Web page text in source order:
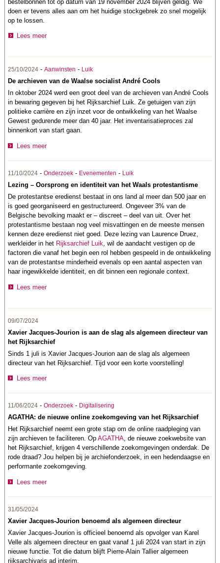
bestelbonnen tot op datum van 19 november 2024 blijven geldig. We
doen er tevens alles aan om het huidige stockgebrek zo snel mogelijk
op te lossen.
Lees meer
25/10/2024 -Aanwinsten - Luik
De archieven van de Waalse socialist André Cools
In oktober 2024 werd een groot deel van de archieven van André Cools
in bewaring gegeven bij het Rijksarchief Luik. Ze getuigen van zijn
politieke carrière en zijn inzet voor de ontwikkeling van het Waalse
Gewest gedurende meer dan 40 jaar. Het inventarisatieproces zal
binnenkort van start gaan.
Lees meer
11/10/2024 -Onderzoek - Evenementen - Luik
Lezing – Oorsprong en identiteit van het Waals protestantisme
De protestantse eredienst bestaat in ons land al meer dan 500 jaar en
is goed georganiseerd en gestructureerd. Ongeveer 3% van de
Belgische bevolking maakt er – discreet – deel van uit. Over het
protestantisme bestaan nog veel misvattingen en de meeste mensen
kennen deze eredienst niet goed. Deze lezing van Laurence Druez,
werkleider in het Rijksarchief Luik, wil de aandacht vestigen op de
factoren die vanaf het begin een rol hebben gespeeld in de ontwikkeling
van de protestantse minderheid evenals op een aantal aspecten van
haar ingewikkelde identiteit, en dit binnen een regionale context.
Lees meer
09/07/2024
Xavier Jacques-Jourion is aan de slag als algemeen directeur van
het Rijksarchief
Sinds 1 juli is Xavier Jacques-Jourion aan de slag als algemeen
directeur van het Rijksarchief. Tijd voor een korte voorstelling!
Lees meer
11/06/2024 -Onderzoek - Digitalisering
AGATHA: de nieuwe online zoekomgeving van het Rijksarchief
Het Rijksarchief neemt een grote stap om de online raadpleging van
zijn archieven te faciliteren. OpAGATHA, de nieuwe zoekwebsite van
het Rijksarchief, krijgen 4 verschillende zoekomgevingen onderdak. De
rode draad? Jou helpen bij je archiefonderzoek, in een hedendaagse en
performante zoekomgeving.
Lees meer
31/05/2024
Xavier Jacques-Jourion benoemd als algemeen directeur
Xavier Jacques-Jourion is officieel benoemd als opvolger van Karel
Velle als algemeen directeur en gaat vanaf 1 juli 2024 van start in zijn
nieuwe functie. Tot die datum blijft Pierre-Alain Tallier algemeen
rijksarchivaris ad interim.